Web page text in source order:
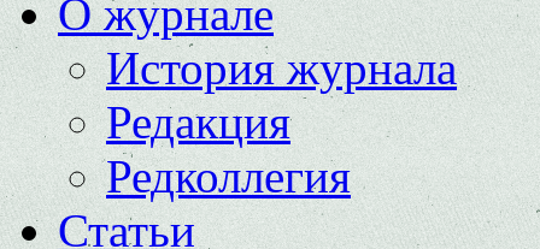
О журнале
История журнала
Редакция
Редколлегия
Статьи